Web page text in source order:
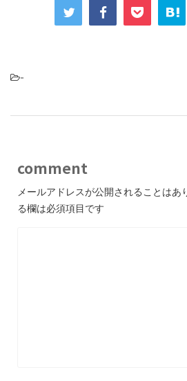
-
comment
メールアドレスが公開されることはあ
る欄は必須項目です